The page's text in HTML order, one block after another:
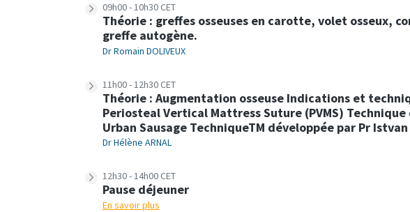
09h00 - 10h30 CET
Théorie : greffes osseuses en carotte, volet osseux,
greffe autogène.
Dr Romain DOLIVEUX
11h00 - 12h30 CET
Théorie : Augmentation osseuse Indications et
Periosteal Vertical Mattress Suture (PVMS)
Urban Sausage TechniqueTM développée par Pr
Dr Hélène ARNAL
12h30 - 14h00 CET
Pause déjeuner
En savoir plus